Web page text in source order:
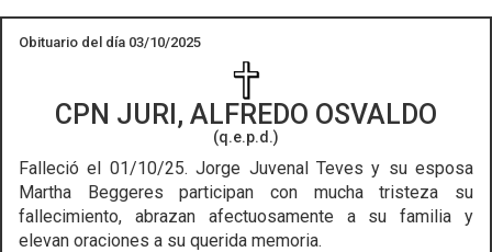
Obituario del día 03/10/2025
CPN JURI, ALFREDO OSVALDO
(q.e.p.d.)
Falleció el 01/10/25. Jorge Juvenal Teves y su esposa
Martha Beggeres participan con mucha tristeza su
fallecimiento, abrazan afectuosamente a su familia y
elevan oraciones a su querida memoria.